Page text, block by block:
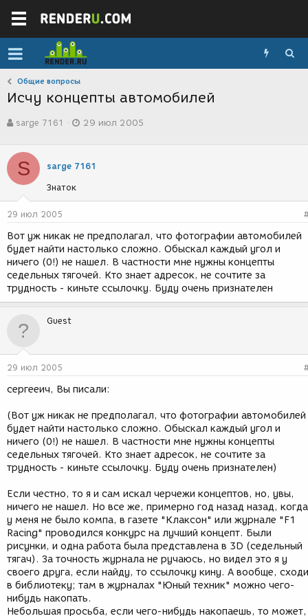
Общие вопросы
Исчу концепты автомобилей
в
о
р
т
е
м
ы
sarge 7161
а
с
д
и
я
29 июл 2005
S sarge 7161
Знаток
29 июл 2005
Вот уж никак не предполагал, что фотографии автомобилей
будет найти настолько сложно. Обыскал каждый угол и
ничего (0!) не нашел. В частности мне нужны концепты
седельных тягочей. Кто знает адресок, не сочтите за
трудность - киньте ссылочку. Буду очень признателен
Guest
29 июл 2005
сергееич, Вы писали:
(Вот уж никак не предполагал, что фотографии автомобилей
будет найти настолько сложно. Обыскал каждый угол и
ничего (0!) не нашел. В частности мне нужны концепты
седельных тягочей. Кто знает адресок, не сочтите за
трудность - киньте ссылочку. Буду очень признателен)
Если честно, то я и сам искал черчежи концептов, но, увы,
ничего не нашел. Но все же, примерно год назад назад, когда
у меня не было компа, в газете "Клаксон" или журнале "F1
Racing" проводился конкурс на лучший концепт. Были
рисунки, и одна работа была представлена в 3D (седельный
тягач). За точность журнала не ручаюсь, но видел это я у
своего друга, если найду, то ссылочку кину. А вообще, сходи
в библиотеку; там в журналах "Юный техник" можно чего-
нибудь накопать.
Небольшая просьба, если чего-нибудь накопаешь, то может,